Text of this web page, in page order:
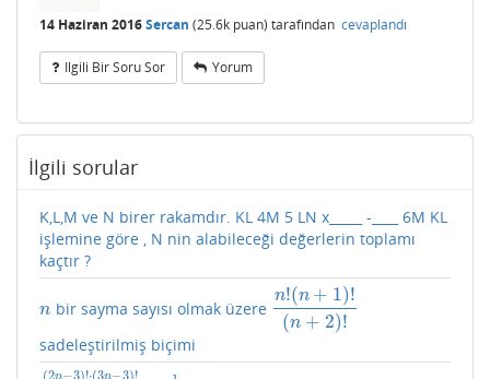
14 Haziran 2016Sercan (25.6k puan) tarafından cevaplandı
Ilgili Bir Soru Sor Yorum
İlgili sorular
K,L,M ve N birer rakamdır. KL 4M 5 LN x_____ -____ 6M KL
işlemine göre , N nin alabileceği değerlerin toplamı
kaçtır ?
n
n bir sayma sayısı olmak üzere
n!(n + 1)!
(n + 2)!
n!(n+1)!(n+2
sadeleştirilmiş biçimi
(2 −3)!⋅(3 −3)!